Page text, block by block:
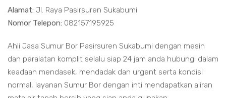
Alamat: Jl. Raya Pasirsuren Sukabumi
Nomor Telepon: 082157195925
Ahli Jasa Sumur Bor Pasirsuren Sukabumi dengan mesin
dan peralatan komplit selalu siap 24 jam anda hubungi dalam
keadaan mendasek, mendadak dan urgent serta kondisi
normal, layanan Sumur Bor dengan inti mendapatkan aliran